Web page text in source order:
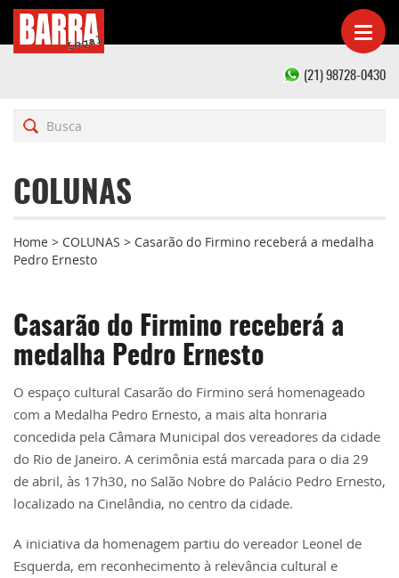
(21) 98728-0430
COLUNAS
Home > COLUNAS > Casarão do Firmino receberá a medalha
Pedro Ernesto
Casarão do Firmino receberá a
medalha Pedro Ernesto
O espaço cultural Casarão do Firmino será homenageado
com a Medalha Pedro Ernesto, a mais alta honraria
concedida pela Câmara Municipal dos vereadores da cidade
do Rio de Janeiro. A cerimônia está marcada para o dia 29
de abril, às 17h30, no Salão Nobre do Palácio Pedro Ernesto,
localizado na Cinelândia, no centro da cidade.
A iniciativa da homenagem partiu do vereador Leonel de
Esquerda, em reconhecimento à relevância cultural e